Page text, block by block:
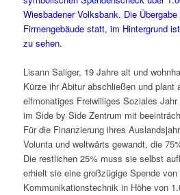
Lisann Saliger, 19 Jahre alt und
Kürze ihr Abitur abschließen und plant
elfmonatiges Freiwilliges Soziales
im Side by Side Zentrum mit
Für die Finanzierung ihres
Volunta und weltwärts gewandt, die
Die restlichen 25% muss sie selbst
erhielt sie eine großzügige Spende
Kommunikationstechnik in Höhe von